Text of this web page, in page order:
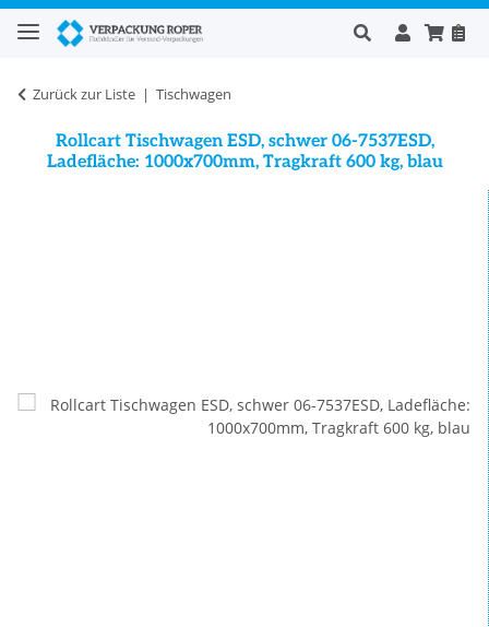
Zurück zur Liste Tischwagen
Rollcart Tischwagen ESD, schwer 06-7537ESD,
Ladefläche: 1000x700mm, Tragkraft 600 kg, blau